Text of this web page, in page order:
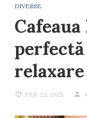
DIVERSE
FEB. 22, 2025